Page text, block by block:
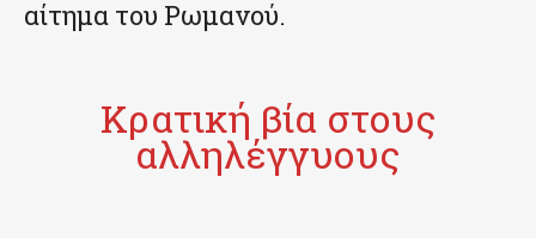
αίτημα του Ρωμανού.
Κρατική βία στους
αλληλέγγυους